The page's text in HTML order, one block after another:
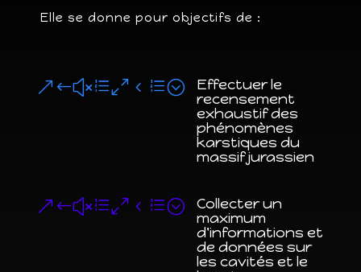
Elle se donne pour objectifs de :
&#xe04e;
Effectuer le
recensement
exhaustif des
phénomènes
karstiques du
massif jurassien
&#xe04e;
Collecter un
maximum
d'informations et
de données sur
les cavités et le